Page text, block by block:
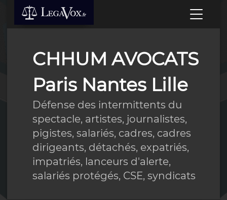
CHHUM AVOCATS
Paris Nantes Lille
Défense des intermittents du
spectacle, artistes, journalistes,
pigistes, salariés, cadres, cadres
dirigeants, détachés, expatriés,
impatriés, lanceurs d'alerte,
salariés protégés, CSE, syndicats